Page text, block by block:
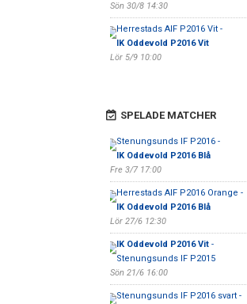
Sön 30/8 14:30
Herrestads AIF P2016 Vit -
IK Oddevold P2016 Vit
Lör 5/9 10:00
SPELADE MATCHER
Stenungsunds IF P2016 -
IK Oddevold P2016 Blå
Fre 3/7 17:00
Herrestads AIF P2016 Orange -
IK Oddevold P2016 Blå
Lör 27/6 12:30
IK Oddevold P2016 Vit-
Stenungsunds IF P2015
Sön 21/6 16:00
Stenungsunds IF P2016 svart -